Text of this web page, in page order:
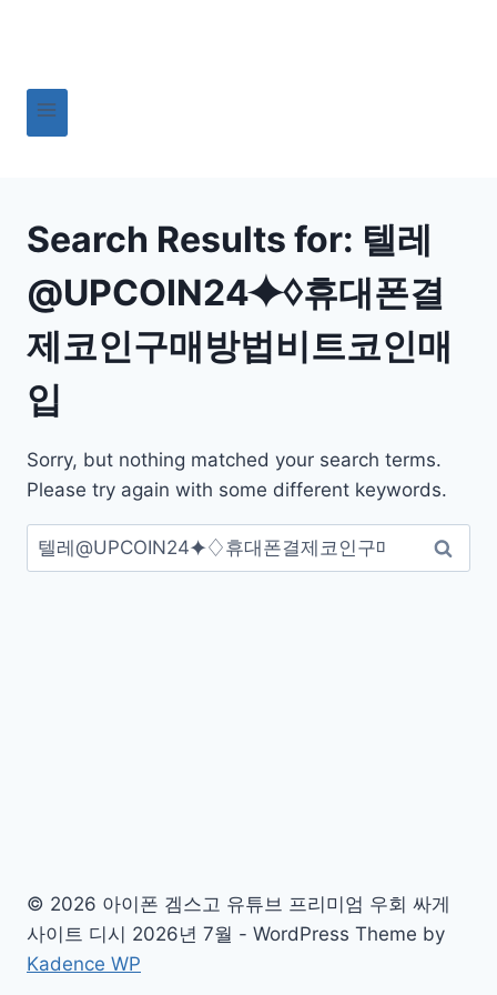
Search Results for: 텔레
@UPCOIN24⯌♢휴대폰결
제코인구매방법비트코인매
입
Sorry, but nothing matched your search terms.
Please try again with some different keywords.
검
색:
© 2026 아이폰 겜스고 유튜브 프리미엄 우회 싸게
사이트 디시 2026년 7월 - WordPress Theme by
Kadence WP